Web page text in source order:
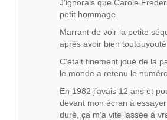
J’ignorais que Carole
petit hommage.
Marrant de voir la petite
après avoir bien
C’était finement joué de la
le monde a retenu le
En 1982 j’avais 12 ans et
devant mon écran à
duré, ça m’a vite lassée à